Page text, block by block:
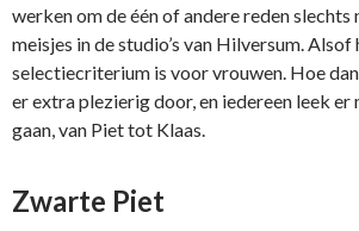
werken om de één of andere reden slechts
meisjes in de studio’s van Hilversum. Alsof
selectiecriterium is voor vrouwen. Hoe
er extra plezierig door, en iedereen leek er
gaan, van Piet tot Klaas.
Zwarte Piet